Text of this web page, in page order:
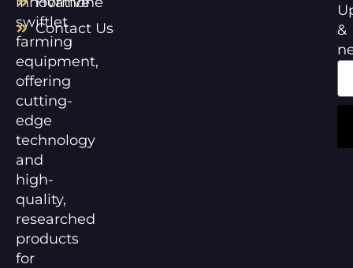
swiftlet
farming
equipment,
offering
cutting-
edge
technology
and
high-
quality,
researched
products
for
Contact Us
&